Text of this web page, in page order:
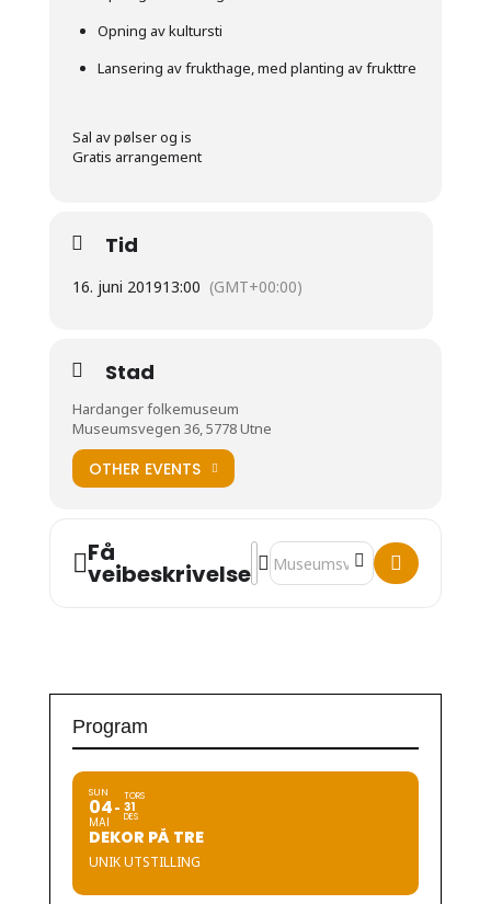
Opning av kultursti
Lansering av frukthage, med planting av frukttre
Sal av pølser og is
Gratis arrangement
Tid
16. juni 201913:00 (GMT+00:00)
Stad
Hardanger folkemuseum
Museumsvegen 36, 5778 Utne
OTHER EVENTS
Få
veibeskrivelse
Address - Familiedag [Kkrad4Jza]
Destination Address -
Program
SUN
04
MAI
TORS
31
DES
DEKOR PÅ TRE
UNIK UTSTILLING